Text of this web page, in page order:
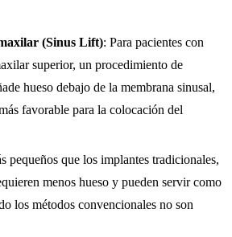
(Sinus Lift): Para pacientes con
superior, un procedimiento de
hueso debajo de la membrana sinusal,
favorable para la colocación del
pequeños que los implantes tradicionales,
menos hueso y pueden servir como
los métodos convencionales no son